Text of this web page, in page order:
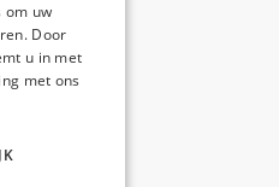
om uw
Door
u in met
met ons